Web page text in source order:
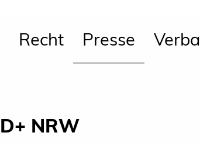
Recht Presse
NRW